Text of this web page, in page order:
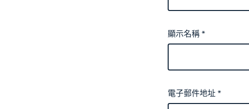
顯示名稱*
電子郵件地址*